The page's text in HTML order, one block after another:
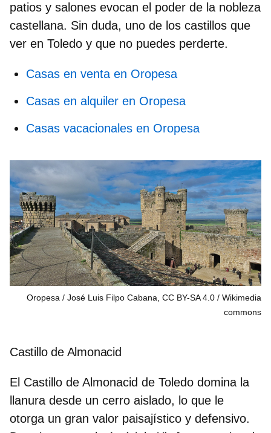
patios y salones evocan el poder de la nobleza
castellana. Sin duda, uno de los castillos que
ver en Toledo y que no puedes perderte.
Casas en venta en Oropesa
Casas en alquiler en Oropesa
Casas vacacionales en Oropesa
Oropesa / José Luis Filpo Cabana, CC BY-SA 4.0
Wikimedia
commons
Castillo de Almonacid
El Castillo de Almonacid de Toledo domina la
llanura desde un cerro aislado, lo que le
otorga un gran valor paisajístico y defensivo.